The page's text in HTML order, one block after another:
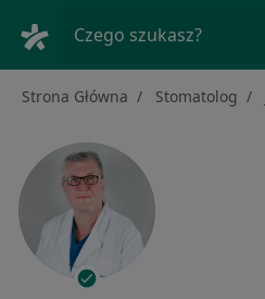
Czego szukasz?
Strona Główna Stomatolog